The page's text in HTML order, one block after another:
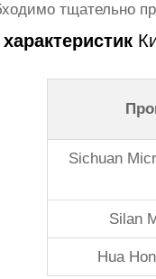
тщательно
Sichuan
Silan
Hua